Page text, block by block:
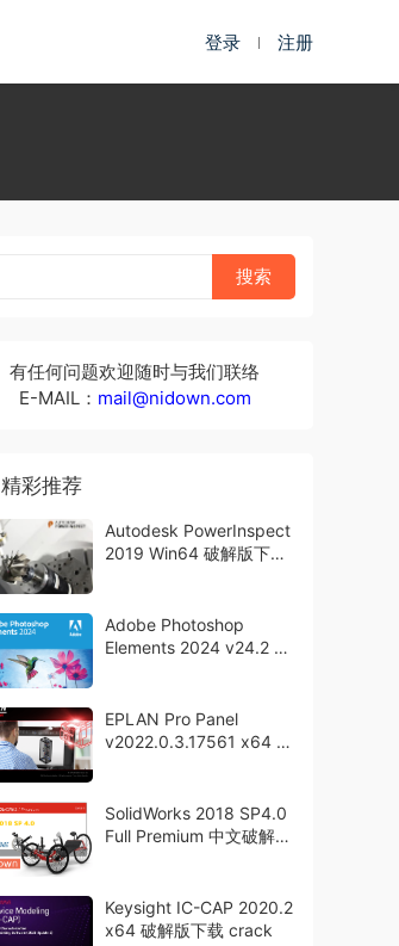
登录 注册
有任何问题欢迎随时与我们联络
E-MAIL： mail@nidown.com
精彩推荐
Autodesk PowerInspect
2019 Win64 破解版下载
Adobe Photoshop
Elements 2024 v24.2 直
EPLAN Pro Panel
v2022.0.3.17561 x64 破
SolidWorks 2018 SP4.0
Full Premium 中文破解版
Keysight IC-CAP 2020.2
x64 破解版下载 crack